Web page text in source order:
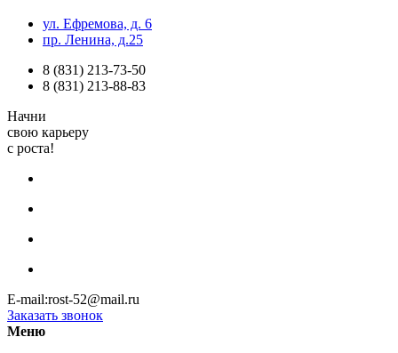
ул. Ефремова, д. 6
пр. Ленина, д.25
8 (831) 213-73-50
8 (831) 213-88-83
Начни
свою карьеру
с роста!
E-mail:rost-52@mail.ru
Заказать звонок
Меню